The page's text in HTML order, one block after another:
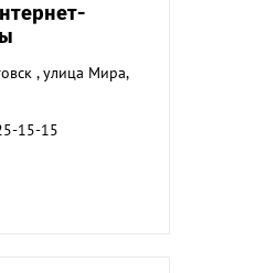
, улица Мира,
15-15